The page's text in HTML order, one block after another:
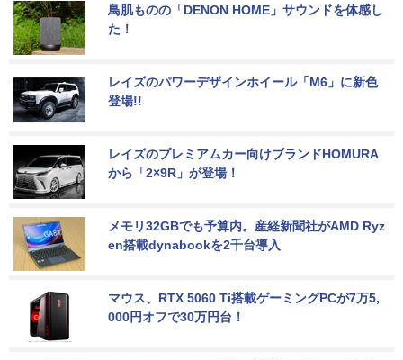
鳥肌ものの「DENON HOME」サウンドを体感し
た！
レイズのパワーデザインホイール「M6」に新色
登場!!
レイズのプレミアムカー向けブランドHOMURA
から「2×9R」が登場！
メモリ32GBでも予算内。産経新聞社がAMD Ryz
en搭載dynabookを2千台導入
マウス、RTX 5060 Ti搭載ゲーミングPCが7万5,
000円オフで30万円台！